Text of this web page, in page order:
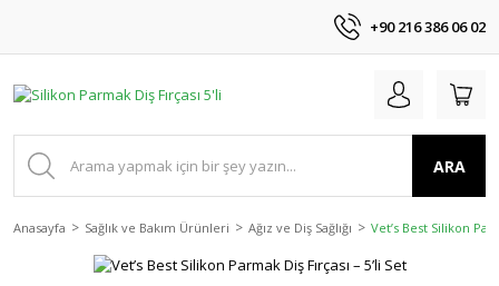
+90 216 386 06 02
ARA
Anasayfa Sağlık ve Bakım Ürünleri Ağız ve Diş Sağlığı Vet’s Best Silikon